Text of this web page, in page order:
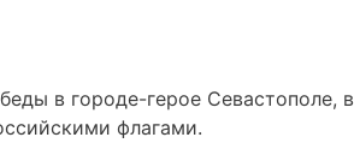
в городе-герое Севастополе, в
флагами.